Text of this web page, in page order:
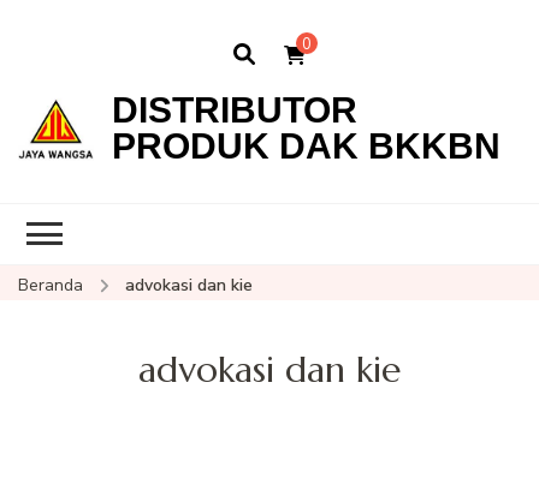
0
DISTRIBUTOR
PRODUK DAK BKKBN
Beranda advokasi dan kie
advokasi dan kie